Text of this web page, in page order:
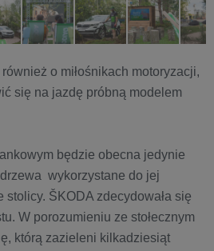
o miłośnikach motoryzacji,
się na jazdę próbną modelem
będzie obecna jedynie
wykorzystane do jej
ŠKODA zdecydowała się
W porozumieniu ze stołecznym
którą zazieleni kilkadziesiąt